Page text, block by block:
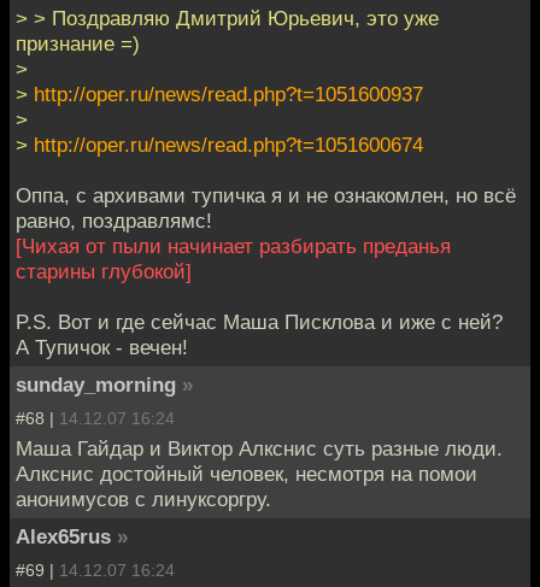
> > Поздравляю Дмитрий Юрьевич, это уже
признание =)
>
> http://oper.ru/news/read.php?t=1051600937
>
> http://oper.ru/news/read.php?t=1051600674
Оппа, с архивами тупичка я и не ознакомлен, но всё
равно, поздравлямс!
[Чихая от пыли начинает разбирать преданья
старины глубокой]
P.S. Вот и где сейчас Маша Писклова и иже с ней?
А Тупичок - вечен!
sunday_morning »
#68 | 14.12.07 16:24
Маша Гайдар и Виктор Алкснис суть разные люди.
Алкснис достойный человек, несмотря на помои
анонимусов с линуксоргру.
Alex65rus »
#69 | 14.12.07 16:24